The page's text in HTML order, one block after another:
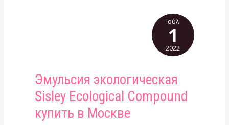
Эмульсия экологическая
Sisley Ecological Compound
купить в Москве
Эмульсия
экологическая
Ecological
Ιούλ
1
2022